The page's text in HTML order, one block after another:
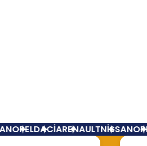
1.900,00 TL
OPELDACİARENAULTNİSSANOPEL